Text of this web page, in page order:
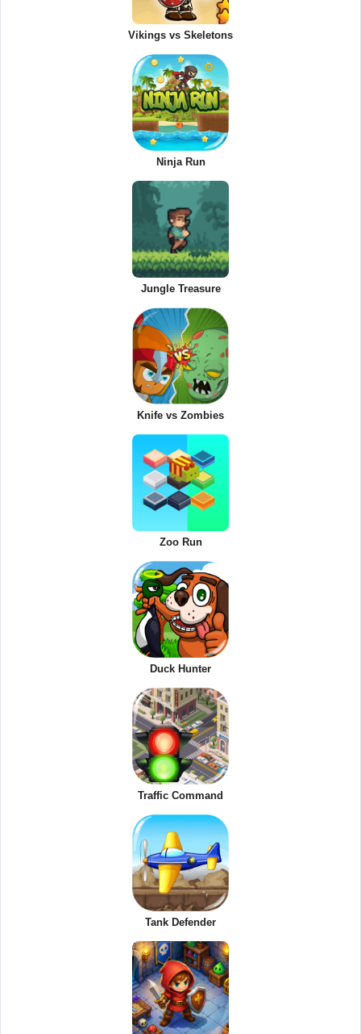
Vikings vs Skeletons
Ninja Run
Jungle Treasure
Knife vs Zombies
Zoo Run
Duck Hunter
Traffic Command
Tank Defender